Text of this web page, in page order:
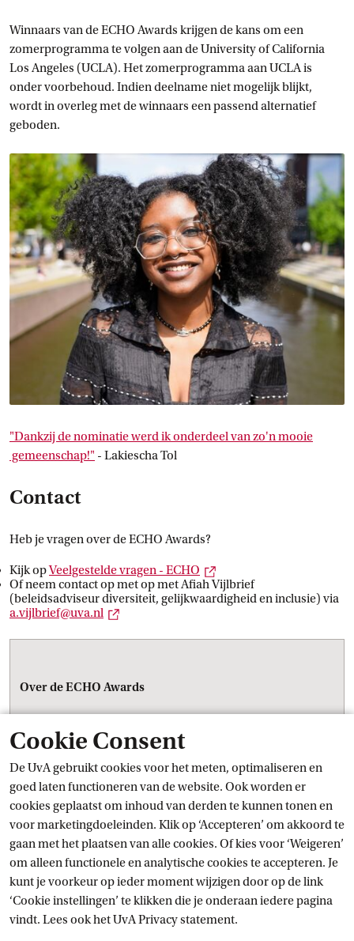
Cookie Consent
De UvA gebruikt cookies voor het meten, optimaliseren en
goed laten functioneren van de website. Ook worden er
cookies geplaatst om inhoud van derden te kunnen tonen en
voor marketingdoeleinden. Klik op ‘Accepteren’ om akkoord te
gaan met het plaatsen van alle cookies. Of kies voor ‘Weigeren’
om alleen functionele en analytische cookies te accepteren. Je
kunt je voorkeur op ieder moment wijzigen door op de link
‘Cookie instellingen’ te klikken die je onderaan iedere pagina
vindt. Lees ook hetUvA Privacy statement.
Winnaars van de ECHO Awards krijgen de kans om een
zomerprogramma te volgen aan de University of California
Los Angeles (UCLA). Het zomerprogramma aan UCLA is
onder voorbehoud. Indien deelname niet mogelijk blijkt,
wordt in overleg met de winnaars een passend alternatief
geboden.
"Dankzij de nominatie werd ik onderdeel van zo'n mooie
gemeenschap!" - Lakiescha Tol
Contact
Heb je vragen over de ECHO Awards?
Kijk opVeelgestelde vragen - ECHO
Of neem contact op met op met Afiah Vijlbrief
(beleidsadviseur diversiteit, gelijkwaardigheid en inclusie) via
a.vijlbrief@uva.nl
Over de ECHO Awards
jaarlijks de ECHO Awards uit: een landelijke prijs voor
studenten die leiderschap tonen en zich sterk maken voor
een rechtvaardigere samenleving.
Er zijn verschillende categorieën:
ECHO Award hbo
ECHO Award wo
ECHO Actualiteiten Award (voor studenten die zich richten
op maatschappelijke vraagstukken die niet aan één
onderwijssector gebonden zijn)